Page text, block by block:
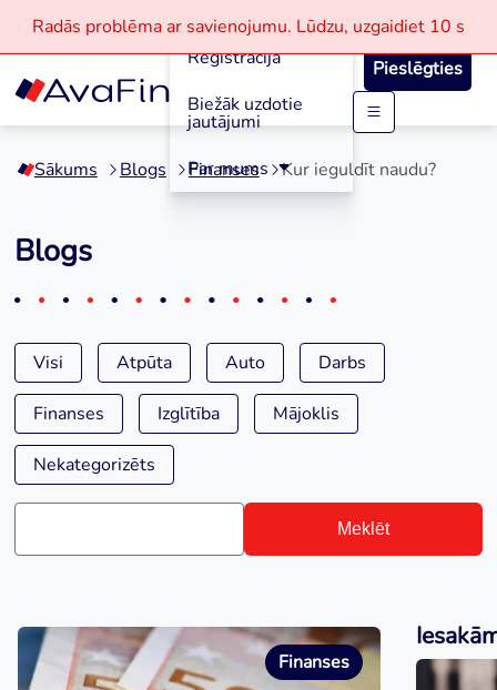
Skip
content
Radās problēma ar savienojumu. Lūdzu, uzgaidiet 10 s
Reģistrācija
Biežāk uzdotie
jautājumi
Par mums
Pieslēgties
Sākums Blogs Finanses Kur ieguldīt naudu?
Blogs
Visi Atpūta Auto Darbs
Finanses Izglītība Mājoklis
Nekategorizēts
Meklēt
Finanses